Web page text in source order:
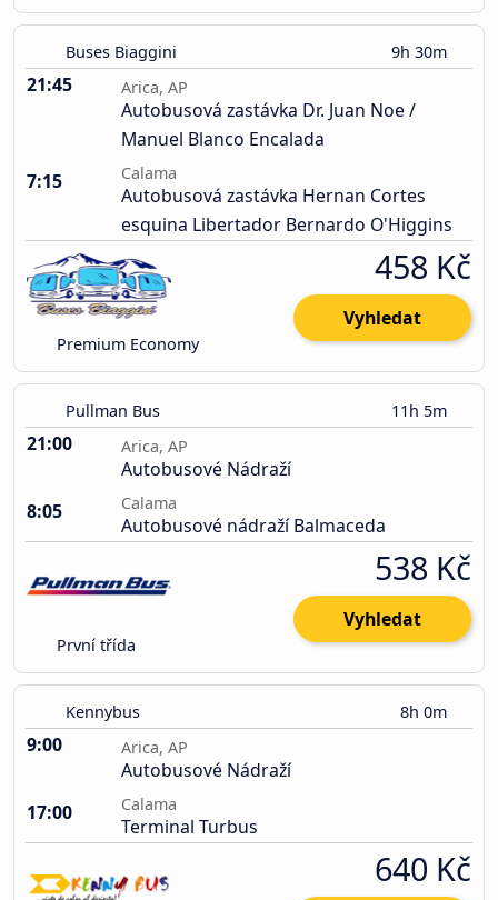
Buses Biaggini 9h 30m
21:45 Arica, AP
Autobusová zastávka Dr. Juan Noe /
Manuel Blanco Encalada
7:15
Calama
Autobusová zastávka Hernan Cortes
esquina Libertador Bernardo O'Higgins
Premium Economy
458 Kč
Vyhledat
Pullman Bus 11h 5m
21:00 Arica, AP
Autobusové Nádraží
8:05
Calama
Autobusové nádraží Balmaceda
První třída
538 Kč
Vyhledat
Kennybus 8h 0m
9:00 Arica, AP
Autobusové Nádraží
17:00
Calama
Terminal Turbus
640 Kč